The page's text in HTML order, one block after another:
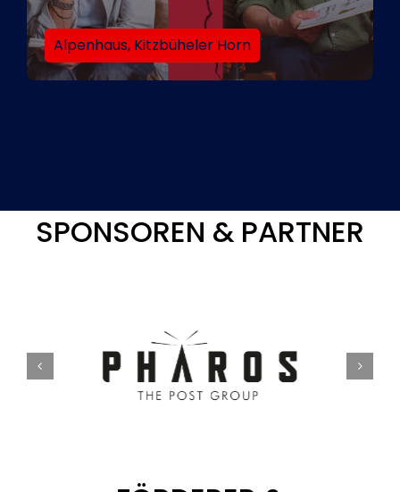
Alpenhaus, Kitzbüheler Horn
SPONSOREN & PARTNER